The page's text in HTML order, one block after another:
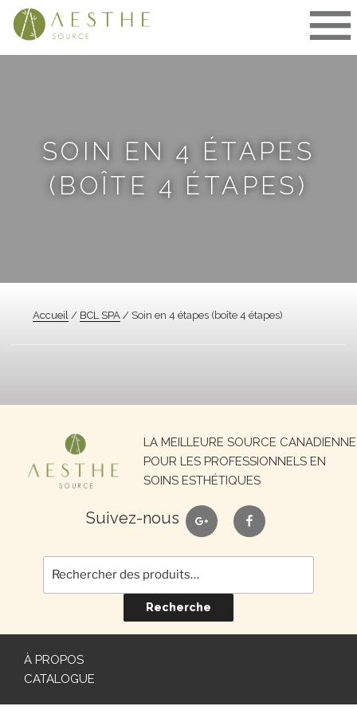
Aller
SOIN EN 4 ÉTAPES
(BOÎTE 4 ÉTAPES)
Accueil / BCL SPA / Soin en 4 étapes (boîte 4 étapes)
LA MEILLEURE SOURCE CANADIENNE
POUR LES PROFESSIONNELS EN
SOINS ESTHÉTIQUES
Suivez-nous google facebook
Recherche
pour :
Recherche
À PROPOS
CATALOGUE